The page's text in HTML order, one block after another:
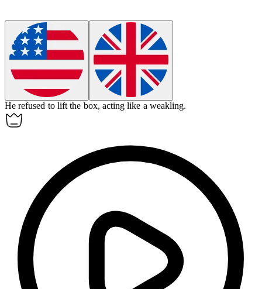
He refused to lift the box, acting like a weakling.